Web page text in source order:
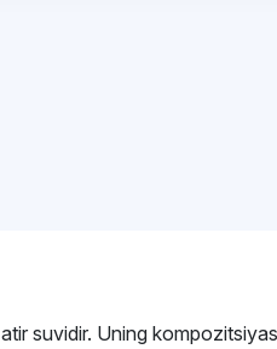
suvidir. Uning